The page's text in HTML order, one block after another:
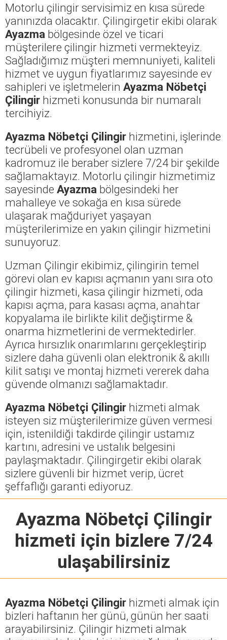
Motorlu çilingir servisimiz en kısa sürede
yanınızda olacaktır. Çilingirgetir ekibi olarak
Ayazma bölgesinde özel ve ticari
müşterilere çilingir hizmeti vermekteyiz.
Sağladığımız müşteri memnuniyeti, kaliteli
hizmet ve uygun fiyatlarımız sayesinde ev
sahipleri ve işletmelerin Ayazma Nöbetçi
Çilingir hizmeti konusunda bir numaralı
tercihiyiz.
Ayazma Nöbetçi Çilingir hizmetini, işlerinde
tecrübeli ve profesyonel olan uzman
kadromuz ile beraber sizlere 7/24 bir şekilde
sağlamaktayız. Motorlu çilingir hizmetimiz
sayesinde Ayazma bölgesindeki her
mahalleye ve sokağa en kısa sürede
ulaşarak mağduriyet yaşayan
müşterilerimize en yakın çilingir hizmetini
sunuyoruz.
Uzman Çilingir ekibimiz, çilingirin temel
görevi olan ev kapısı açmanın yanı sıra oto
çilingir hizmeti, kasa çilingir hizmeti, oda
kapısı açma, para kasası açma, anahtar
kopyalama ile birlikte kilit değiştirme &
onarma hizmetlerini de vermektedirler.
Ayrıca hırsızlık onarımlarını gerçekleştirip
sizlere daha güvenli olan elektronik & akıllı
kilit satışı ve montaj hizmeti vererek daha
güvende olmanızı sağlamaktadır.
Ayazma Nöbetçi Çilingir hizmeti almak
isteyen siz müşterilerimize güven vermesi
için, istenildiği takdirde çilingir ustamız
kartını, adresini ve ustalık belgesini
paylaşmaktadır. Çilingirgetir ekibi olarak
sizlere güvenli bir hizmet verip, ücret
şeffaflığı garanti ediyoruz.
Ayazma Nöbetçi Çilingir
hizmeti için bizlere 7/24
ulaşabilirsiniz
Ayazma Nöbetçi Çilingir hizmeti almak için
bizleri haftanın her günü, günün her saati
arayabilirsiniz. Çilingir hizmeti almak